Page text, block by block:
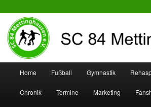
SC 84 Mettinghausen
Zum
Inhalt
Zum
sekundären
Home Fußball Gymnastik
Chronik Termine Marketing